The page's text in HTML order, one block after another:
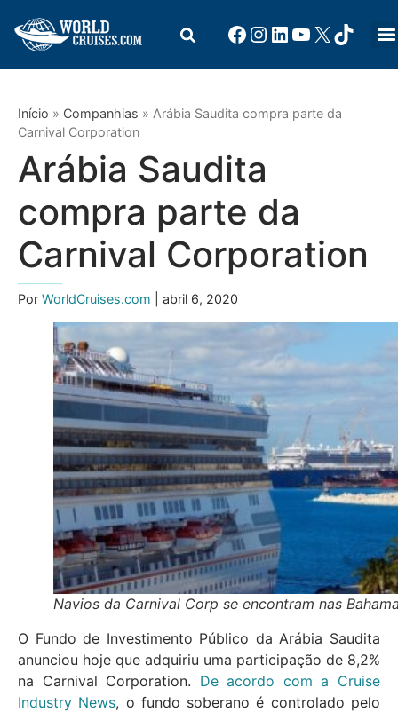
Início » Companhias » Arábia Saudita compra parte da
Carnival Corporation
Arábia Saudita
compra parte da
Carnival Corporation
Por WorldCruises.com | abril 6, 2020
Navios da Carnival Corp se encontram nas
O Fundo de Investimento Público da Arábia Saudita
anunciou hoje que adquiriu uma participação de 8,2%
na Carnival Corporation. De acordo com a Cruise
Industry News, o fundo soberano é controlado pelo